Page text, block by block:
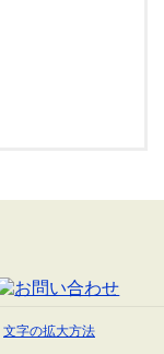
文字の拡大方法